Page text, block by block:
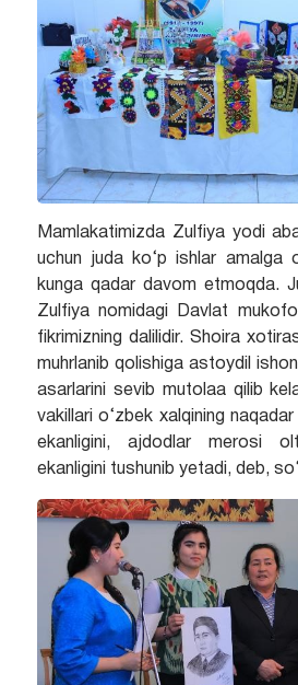
Mamlakatimizda Zulfiya yodi
uchun juda ko‘p ishlar amalga
kunga qadar davom etmoqda.
Zulfiya nomidagi Davlat
fikrimizning dalilidir. Shoira
muhrlanib qolishiga astoydil
asarlarini sevib mutolaa qilib
vakillari o‘zbek xalqining naqadar
ekanligini, ajdodlar merosi
ekanligini tushunib yetadi, deb,